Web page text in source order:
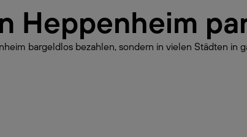
Heppenheim
bargeldlos bezahlen, sondern in vielen Städten in